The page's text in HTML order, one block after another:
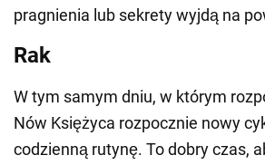
pragnienia lub sekrety wyjdą na
Rak
W tym samym dniu, w którym
Nów Księżyca rozpocznie nowy
codzienną rutynę. To dobry czas,